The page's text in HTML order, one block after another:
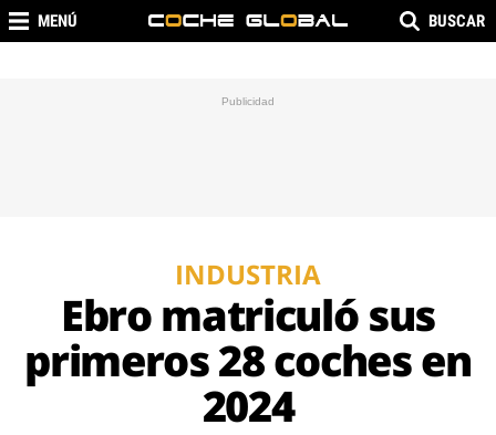
MENÚ BUSCAR
INDUSTRIA
Ebro matriculó sus
primeros 28 coches en
2024